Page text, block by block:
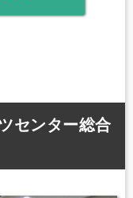
センター総合